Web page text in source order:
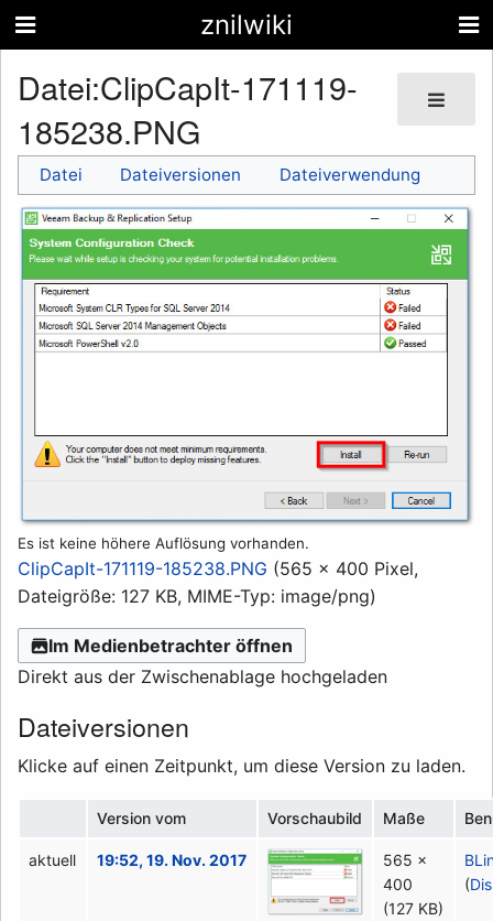
znilwiki
Datei:ClipCapIt-171119-
185238.PNG
Datei Dateiversionen Dateiverwendung
Es ist keine höhere Auflösung vorhanden.
ClipCapIt-171119-185238.PNG (565 × 400 Pixel,
Dateigröße: 127 KB, MIME-Typ: image/png)
Im Medienbetrachter öffnen
Direkt aus der Zwischenablage hochgeladen
Dateiversionen
Klicke auf einen Zeitpunkt, um diese Version zu laden.
Version vom Vorschaubild Maße
aktuell 19:52, 19. Nov. 2017
565 ×
400
(127 KB)
(